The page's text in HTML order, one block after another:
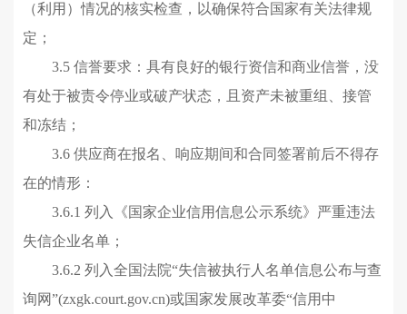
（利用）情况的核实检查，以确保符合国家有关法律规
定 ；
3.5 信誉要求： 具有良好的银行资信和商业信誉，没
有处于被责令停业或破产状态，且资产未被重组、接管
和冻结；
3.6 供应商在报名 、响应期间和合同签署前后不得存
在的情形 ：
3.6.1 列入 《国家企业信用信息公示系统》 严重违法
失信企业名单；
3.6.2 列入全国法院“失信被执行人名单信息公布与查
询网”(zxgk.court.gov.cn)或国家发展改革委“信用中